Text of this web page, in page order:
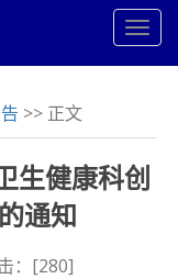
>> 正文
生健康科创
通知
：[280]